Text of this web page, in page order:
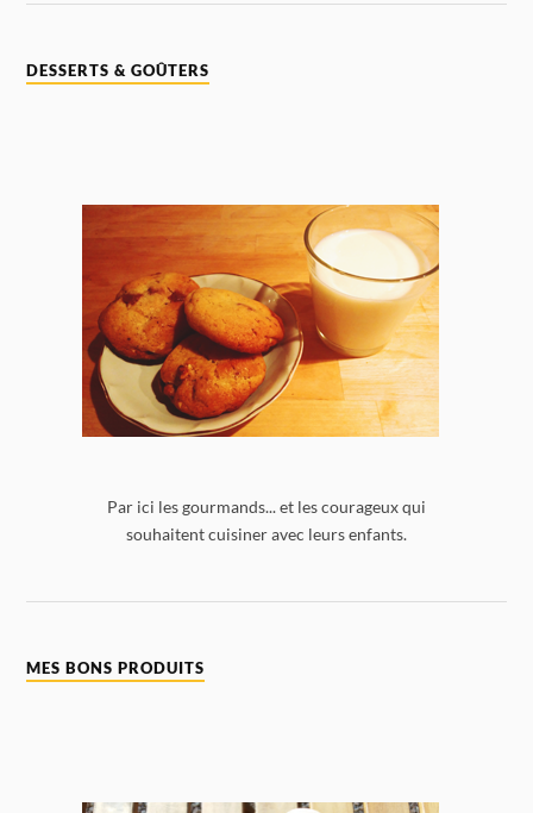
DESSERTS & GOÛTERS
Par ici les gourmands... et les courageux qui
souhaitent cuisiner avec leurs enfants.
MES BONS PRODUITS